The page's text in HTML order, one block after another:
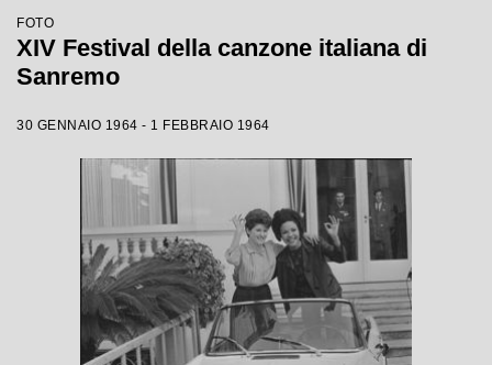
FOTO
XIV Festival della canzone italiana di
Sanremo
30 GENNAIO 1964 - 1 FEBBRAIO 1964